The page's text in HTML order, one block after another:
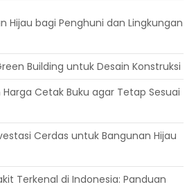
Hijau bagi Penghuni dan Lingkungan
Building untuk Desain Konstruksi
Cetak Buku agar Tetap Sesuai
Cerdas untuk Bangunan Hijau
Terkenal di Indonesia: Panduan